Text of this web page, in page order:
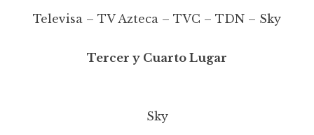
Televisa – TV Azteca – TVC – TDN – Sky
Tercer y Cuarto Lugar
Sky